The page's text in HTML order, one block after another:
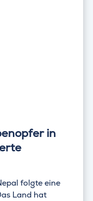
in
folgte eine
Land hat